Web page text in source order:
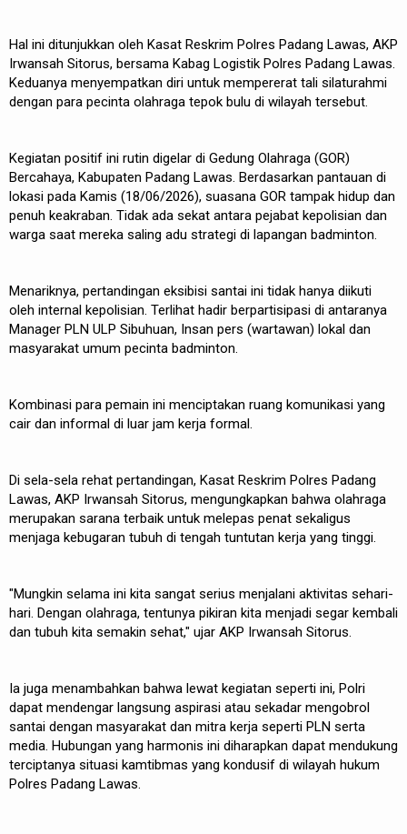
Hal ini ditunjukkan oleh Kasat Reskrim Polres Padang Lawas, AKP
Irwansah Sitorus, bersama Kabag Logistik Polres Padang Lawas.
Keduanya menyempatkan diri untuk mempererat tali silaturahmi
dengan para pecinta olahraga tepok bulu di wilayah tersebut.
Kegiatan positif ini rutin digelar di Gedung Olahraga (GOR)
Bercahaya, Kabupaten Padang Lawas. Berdasarkan pantauan di
lokasi pada Kamis (18/06/2026), suasana GOR tampak hidup dan
penuh keakraban. Tidak ada sekat antara pejabat kepolisian dan
warga saat mereka saling adu strategi di lapangan badminton.
Menariknya, pertandingan eksibisi santai ini tidak hanya diikuti
oleh internal kepolisian. Terlihat hadir berpartisipasi di antaranya
Manager PLN ULP Sibuhuan, Insan pers (wartawan) lokal dan
masyarakat umum pecinta badminton.
Kombinasi para pemain ini menciptakan ruang komunikasi yang
cair dan informal di luar jam kerja formal.
Di sela-sela rehat pertandingan, Kasat Reskrim Polres Padang
Lawas, AKP Irwansah Sitorus, mengungkapkan bahwa olahraga
merupakan sarana terbaik untuk melepas penat sekaligus
menjaga kebugaran tubuh di tengah tuntutan kerja yang tinggi.
"Mungkin selama ini kita sangat serius menjalani aktivitas sehari-
hari. Dengan olahraga, tentunya pikiran kita menjadi segar kembali
dan tubuh kita semakin sehat," ujar AKP Irwansah Sitorus.
Ia juga menambahkan bahwa lewat kegiatan seperti ini, Polri
dapat mendengar langsung aspirasi atau sekadar mengobrol
santai dengan masyarakat dan mitra kerja seperti PLN serta
media. Hubungan yang harmonis ini diharapkan dapat mendukung
terciptanya situasi kamtibmas yang kondusif di wilayah hukum
Polres Padang Lawas.